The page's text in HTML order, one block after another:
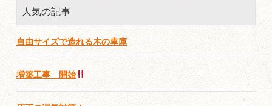
人気の記事
自由サイズで造れる木の車庫
増築工事 開始